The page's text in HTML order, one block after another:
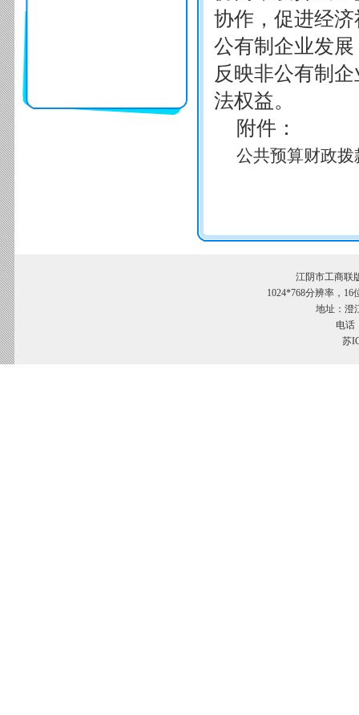
协作，促进经
公有制企业发
反映非公有制
法权益。
附件：
公共预算财政
江阴市工商联
1024*768分辨率，
地址：澄
电话
苏